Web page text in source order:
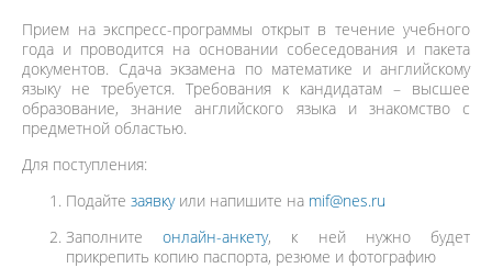
Прием на экспресс-программы открыт в течение учебного
года и проводится на основании собеседования и пакета
документов. Сдача экзамена по математике и английскому
языку не требуется. Требования к кандидатам – высшее
образование, знание английского языка и знакомство с
предметной областью.
Для поступления:
Подайте заявкуили напишите на mif@nes.ru
Заполнитеонлайн-анкету, к ней нужно будет
прикрепить копию паспорта, резюме и фотографию